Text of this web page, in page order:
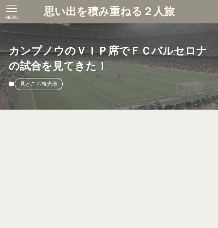
思い出を積み重ねる２人旅
MENU
カンプノウのＶＩＰ席でＦＣバルセロナ
の試合を見てきた！
見どころ観光地